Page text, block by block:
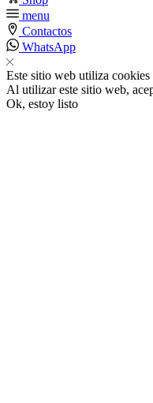
menu
Contactos
WhatsApp
Este sitio web utiliza cookies
Al utilizar este sitio web,
Ok, estoy listo